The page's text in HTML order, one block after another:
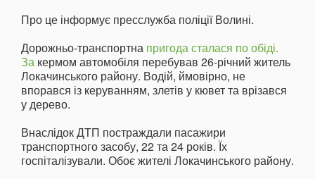
Про це інформує пресслужба поліції Волині.
Дорожньо-транспортна пригода сталася по обіді.
За кермом автомобіля перебував 26-річний житель
Локачинського району. Водій, ймовірно, не
впорався із керуванням, злетів у кювет та врізався
у дерево.
Внаслідок ДТП постраждали пасажири
транспортного засобу, 22 та 24 років. Їх
госпіталізували. Обоє жителі Локачинського району.